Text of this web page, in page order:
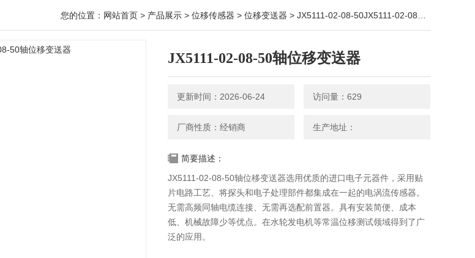
您的位置： 网站首页 > 产品展示 > 位移传感器 > 位移变送器 > JX5111-02-08-50JX5111-02-08-50轴位移变送器
JX5111-02-08-50轴位移变送器
更新时间：2026-06-24 访问量：629
厂商性质：经销商 生产地址：
简要描述：
JX5111-02-08-50轴位移变送器选用优质的进口电子元器件，采用贴
片电路工艺、将探头和电子处理部件都集成在一起的电涡流传感器。
无需高频同轴电缆连接、无需再选配前置器。具有安装简便、成本
低、机械故障少等优点。在水轮发电机等常温位移测试领域得到了广
泛的应用。